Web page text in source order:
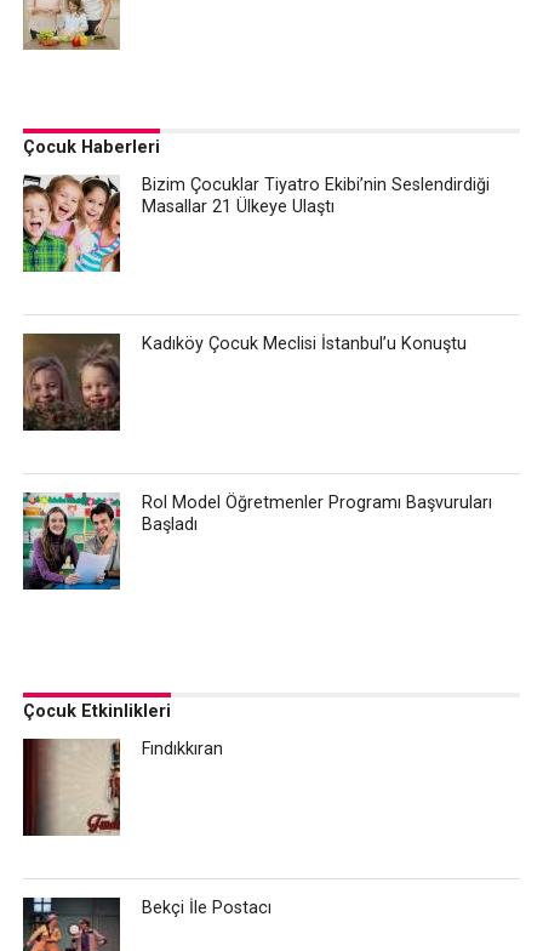
Çocuk Haberleri
Bizim Çocuklar Tiyatro Ekibi’nin Seslendirdiği
Masallar 21 Ülkeye Ulaştı
Kadıköy Çocuk Meclisi İstanbul’u Konuştu
Rol Model Öğretmenler Programı Başvuruları
Başladı
Çocuk Etkinlikleri
Fındıkkıran
Bekçi İle Postacı